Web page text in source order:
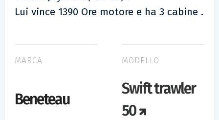
Lui vince 1390 Ore motore e ha 3 cabine .
MARCA
Beneteau
MODELLO
Swift trawler
50